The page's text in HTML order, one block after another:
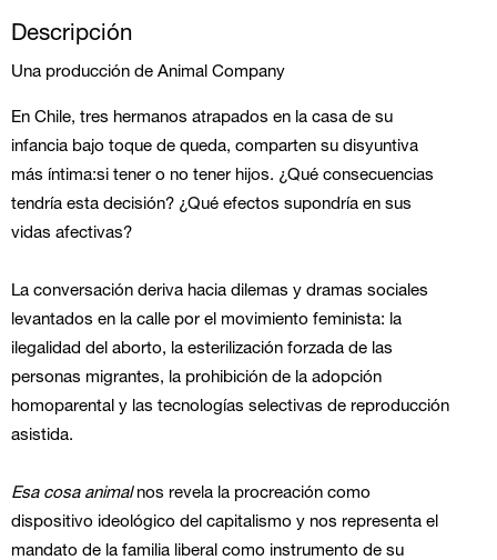
Descripción
Una producción de Animal Company
En Chile, tres hermanos atrapados en la casa de su
infancia bajo toque de queda, comparten su disyuntiva
más íntima:si tener o no tener hijos. ¿Qué consecuencias
tendría esta decisión? ¿Qué efectos supondría en sus
vidas afectivas?
La conversación deriva hacia dilemas y dramas sociales
levantados en la calle por el movimiento feminista: la
ilegalidad del aborto, la esterilización forzada de las
personas migrantes, la prohibición de la adopción
homoparental y las tecnologías selectivas de reproducción
asistida.
Esa cosa animal nos revela la procreación como
dispositivo ideológico del capitalismo y nos representa el
mandato de la familia liberal como instrumento de su